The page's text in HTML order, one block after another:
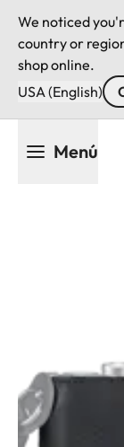
We noticed
country or
shop online.
USA (English)
Menú